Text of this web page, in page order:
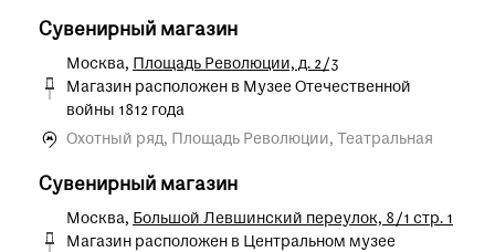
Сувенирный магазин
Москва, Площадь Революции, д. 2/3
Магазин расположен в Музее Отечественной
войны 1812 года
Охотный ряд, Площадь Революции, Театральная
Сувенирный магазин
Москва, Большой Левшинский переулок, 8/1 стр. 1
Магазин расположен в Центральном музее